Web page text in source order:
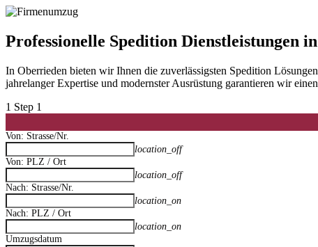
Professionelle Spedition Dienstleistungen
In Oberrieden bieten wir Ihnen die zuverlässigsten Spedition
jahrelanger Expertise und modernster Ausrüstung garantieren wir
1 Step 1
Von: Strasse/Nr.
location_off
Von: PLZ / Ort
location_off
Nach: Strasse/Nr.
location_on
Nach: PLZ / Ort
location_on
Umzugsdatum